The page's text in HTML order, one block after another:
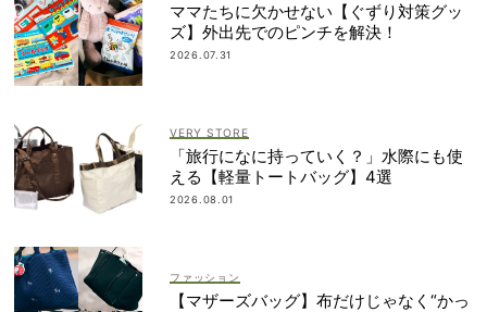
ママたちに欠かせない【ぐずり対策グッ
ズ】外出先でのピンチを解決！
2026.07.31
VERY STORE
「旅行になに持っていく？」水際にも使
える【軽量トートバッグ】4選
2026.08.01
ファッション
【マザーズバッグ】布だけじゃなく“かっ